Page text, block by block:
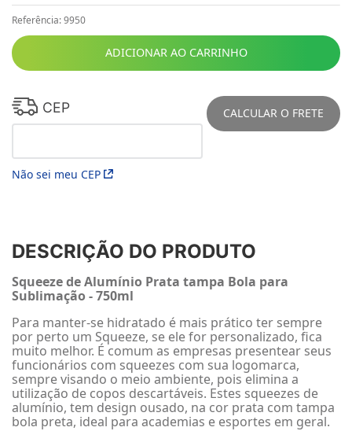
Referência:9950
ADICIONAR AO CARRINHO
CEP
Não sei meu CEP
CALCULAR O FRETE
DESCRIÇÃO DO PRODUTO
Squeeze de Alumínio Prata tampa Bola para
Sublimação - 750ml
Para manter-se hidratado é mais prático ter sempre
por perto um Squeeze, se ele for personalizado, fica
muito melhor. É comum as empresas presentear seus
funcionários com squeezes com sua logomarca,
sempre visando o meio ambiente, pois elimina a
utilização de copos descartáveis. Estes squeezes de
alumínio, tem design ousado, na cor prata com tampa
bola preta, ideal para academias e esportes em geral.